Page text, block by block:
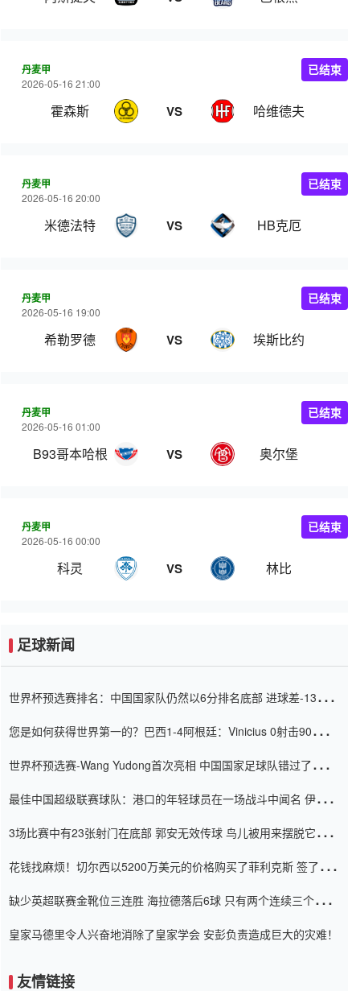
丹麦甲
2026-05-16 21:00
霍森斯 VS 哈维德夫
已结束
丹麦甲
2026-05-16 20:00
米德法特 VS HB克厄
已结束
丹麦甲
2026-05-16 19:00
希勒罗德 VS 埃斯比约
已结束
丹麦甲
2026-05-16 01:00
B93哥本哈根 VS 奥尔堡
已结束
丹麦甲
2026-05-16 00:00
科灵 VS 林比
已结束
足球新闻
世界杯预选赛排名：中国国家队仍然以6分排名底部 进球差-13令人
您是如何获得世界第一的？巴西1-4阿根廷：Vinicius 0射击90分钟
世界杯预选赛-Wang Yudong首次亮相 中国国家足球队错过了世界
最佳中国超级联赛球队：港口的年轻球员在一场战斗中闻名 伊万放
3场比赛中有23张射门在底部 郭安无效传球 鸟儿被用来摆脱它
花钱找麻烦！切尔西以5200万美元的价格购买了菲利克斯 签了7年
缺少英超联赛金靴位三连胜 海拉德落后6球 只有两个连续三个连续
皇家马德里令人兴奋地消除了皇家学会 安彭负责造成巨大的灾难！
友情链接